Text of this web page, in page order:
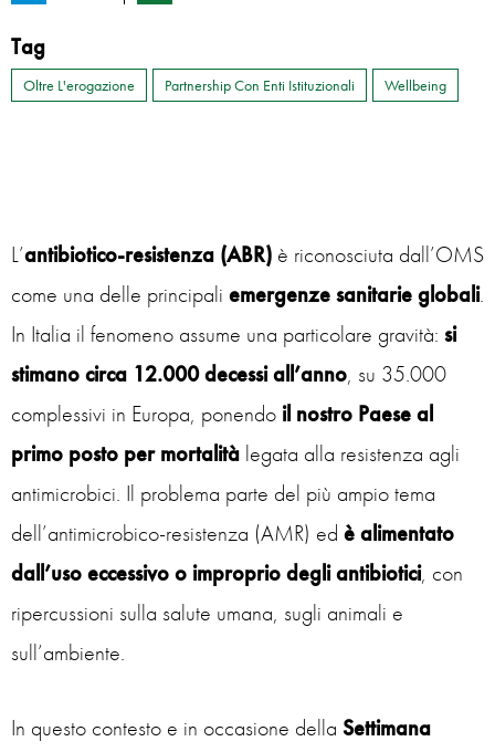
Tag
Oltre L'erogazione Partnership Con Enti Istituzionali Wellbeing
L’antibiotico-resistenza (ABR) è riconosciuta dall’OMS
come una delle principali emergenze sanitarie globali.
In Italia il fenomeno assume una particolare gravità: si
stimano circa 12.000 decessi all’anno, su 35.000
complessivi in Europa, ponendo il nostro Paese al
primo posto per mortalità legata alla resistenza agli
antimicrobici. Il problema parte del più ampio tema
dell’antimicrobico-resistenza (AMR) ed è alimentato
dall’uso eccessivo o improprio degli antibiotici, con
ripercussioni sulla salute umana, sugli animali e
sull’ambiente.
In questo contesto e in occasione della Settimana